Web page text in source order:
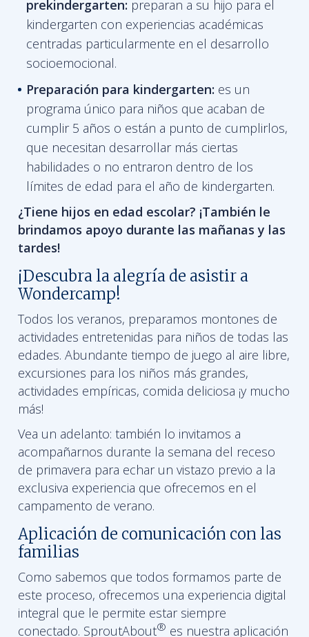
prekindergarten: preparan a su hijo para el
kindergarten con experiencias académicas
centradas particularmente en el desarrollo
socioemocional.
Preparación para kindergarten: es un
programa único para niños que acaban de
cumplir 5 años o están a punto de cumplirlos,
que necesitan desarrollar más ciertas
habilidades o no entraron dentro de los
límites de edad para el año de kindergarten.
¿Tiene hijos en edad escolar? ¡También le
brindamos apoyo durante las mañanas y las
tardes!
¡Descubra la alegría de asistir a
Wondercamp!
Todos los veranos, preparamos montones de
actividades entretenidas para niños de todas las
edades. Abundante tiempo de juego al aire libre,
excursiones para los niños más grandes,
actividades empíricas, comida deliciosa ¡y mucho
más!
Vea un adelanto: también lo invitamos a
acompañarnos durante la semana del receso
de primavera para echar un vistazo previo a la
exclusiva experiencia que ofrecemos en el
campamento de verano.
Aplicación de comunicación con las
familias
Como sabemos que todos formamos parte de
este proceso, ofrecemos una experiencia digital
integral que le permite estar siempre
conectado. SproutAbout® es nuestra aplicación